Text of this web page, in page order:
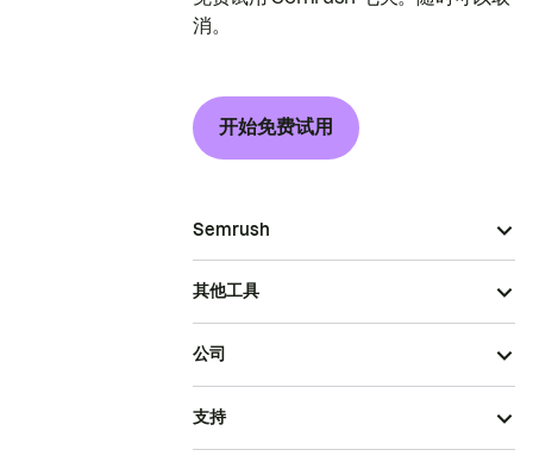
消。
开始免费试用
Semrush
其他工具
公司
支持